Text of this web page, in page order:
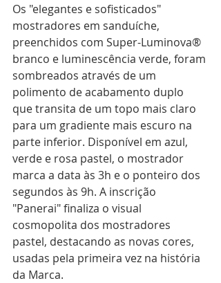
Os "elegantes e sofisticados"
mostradores em sanduíche,
preenchidos com Super-Luminova®
branco e luminescência verde, foram
sombreados através de um
polimento de acabamento duplo
que transita de um topo mais claro
para um gradiente mais escuro na
parte inferior. Disponível em azul,
verde e rosa pastel, o mostrador
marca a data às 3h e o ponteiro dos
segundos às 9h. A inscrição
"Panerai" finaliza o visual
cosmopolita dos mostradores
pastel, destacando as novas cores,
usadas pela primeira vez na história
da Marca.